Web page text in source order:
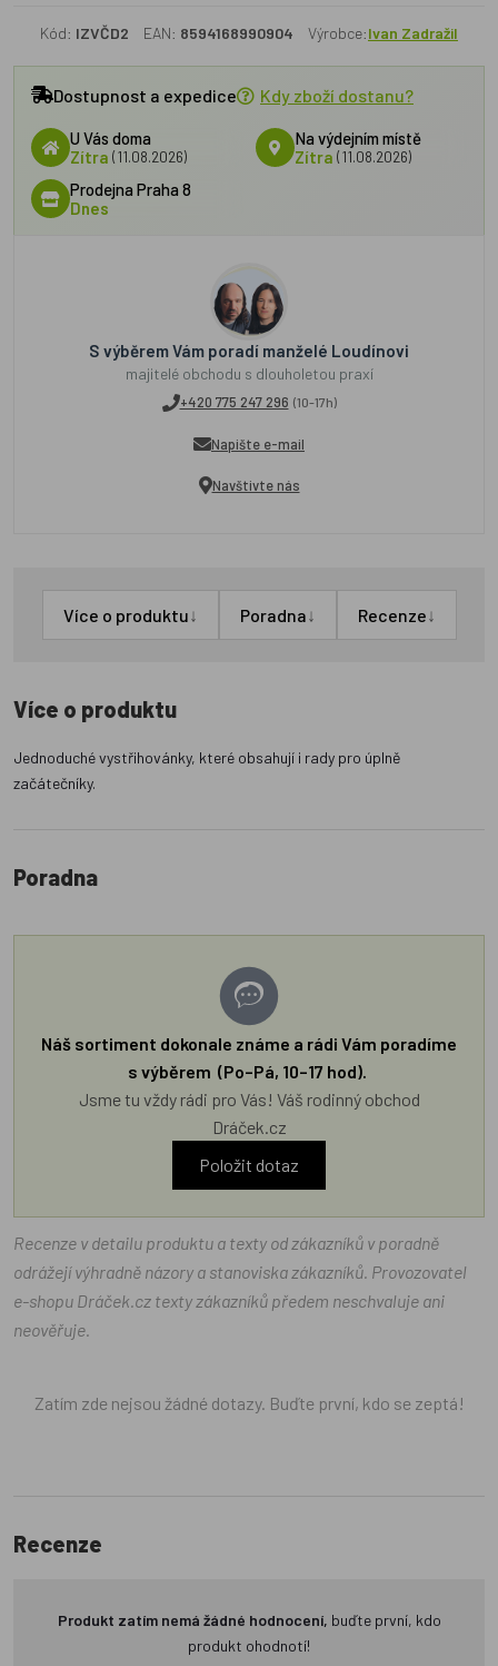
Kód: IZVČD2 EAN: 8594168990904 Výrobce:Ivan Zadražil
Dostupnost a expedice Kdy zboží dostanu?
U Vás doma
Zítra (11.08.2026)
Na výdejním místě
Zítra (11.08.2026)
Prodejna Praha 8
Dnes
S výběrem Vám poradí manželé Loudínovi
majitelé obchodu s dlouholetou praxí
+420 775 247 296 (10-17h)
Napište e-mail
Navštivte nás
Více o produktu↓ Poradna↓ Recenze↓
Více o produktu
Jednoduché vystřihovánky, které obsahují i rady pro úplně
začátečníky.
Poradna
Náš sortiment dokonale známe a rádi Vám poradíme
s výběrem (Po–Pá, 10–17 hod).
Jsme tu vždy rádi pro Vás! Váš rodinný obchod
Dráček.cz
Položit dotaz
Recenze v detailu produktu a texty od zákazníků v poradně
odrážejí výhradně názory a stanoviska zákazníků. Provozovatel
e-shopu Dráček.cz texty zákazníků předem neschvaluje ani
neověřuje.
Zatím zde nejsou žádné dotazy. Buďte první, kdo se zeptá!
Recenze
Produkt zatím nemá žádné hodnocení, buďte první, kdo
produkt ohodnotí!